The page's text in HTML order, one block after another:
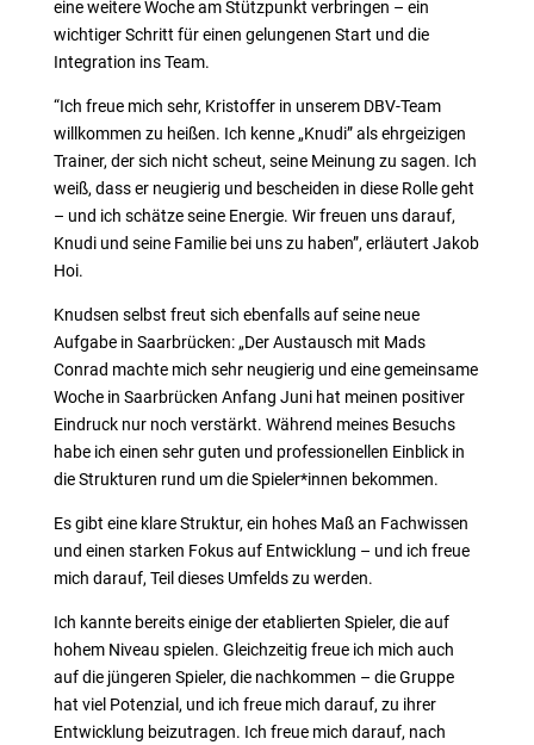
eine weitere Woche am Stützpunkt verbringen – ein
wichtiger Schritt für einen gelungenen Start und die
Integration ins Team.
“Ich freue mich sehr, Kristoffer in unserem DBV-Team
willkommen zu heißen. Ich kenne „Knudi” als ehrgeizigen
Trainer, der sich nicht scheut, seine Meinung zu sagen. Ich
weiß, dass er neugierig und bescheiden in diese Rolle geht
– und ich schätze seine Energie. Wir freuen uns darauf,
Knudi und seine Familie bei uns zu haben”, erläutert Jakob
Hoi.
Knudsen selbst freut sich ebenfalls auf seine neue
Aufgabe in Saarbrücken: „Der Austausch mit Mads
Conrad machte mich sehr neugierig und eine gemeinsame
Woche in Saarbrücken Anfang Juni hat meinen positiver
Eindruck nur noch verstärkt. Während meines Besuchs
habe ich einen sehr guten und professionellen Einblick in
die Strukturen rund um die Spieler*innen bekommen.
Es gibt eine klare Struktur, ein hohes Maß an Fachwissen
und einen starken Fokus auf Entwicklung – und ich freue
mich darauf, Teil dieses Umfelds zu werden.
Ich kannte bereits einige der etablierten Spieler, die auf
hohem Niveau spielen. Gleichzeitig freue ich mich auch
auf die jüngeren Spieler, die nachkommen – die Gruppe
hat viel Potenzial, und ich freue mich darauf, zu ihrer
Entwicklung beizutragen. Ich freue mich darauf, nach